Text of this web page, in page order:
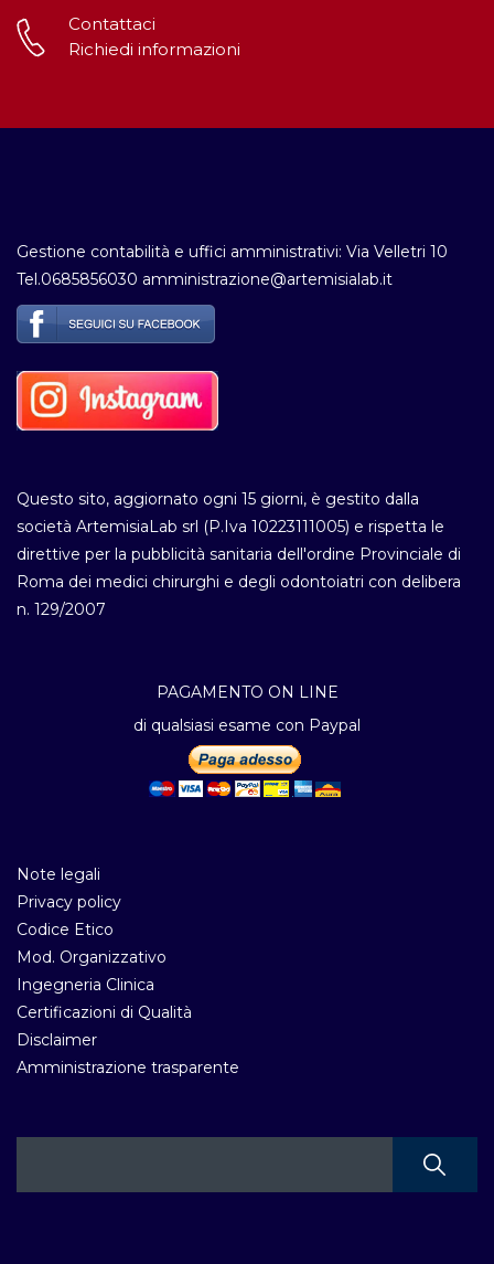
Contattaci
Richiedi informazioni
Gestione contabilità e uffici amministrativi: Via Velletri 10
Tel.0685856030 amministrazione@artemisialab.it
Questo sito, aggiornato ogni 15 giorni, è gestito dalla
società ArtemisiaLab srl (P.Iva 10223111005) e rispetta le
direttive per la pubblicità sanitaria dell'ordine Provinciale di
Roma dei medici chirurghi e degli odontoiatri con delibera
n. 129/2007
PAGAMENTO ON LINE
di qualsiasi esame con Paypal
Note legali
Privacy policy
Codice Etico
Mod. Organizzativo
Ingegneria Clinica
Certificazioni di Qualità
Disclaimer
Amministrazione trasparente